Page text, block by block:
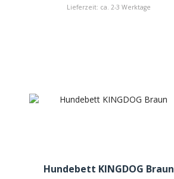
Lieferzeit: ca. 2-3 Werktage
Hundebett KINGDOG Braun